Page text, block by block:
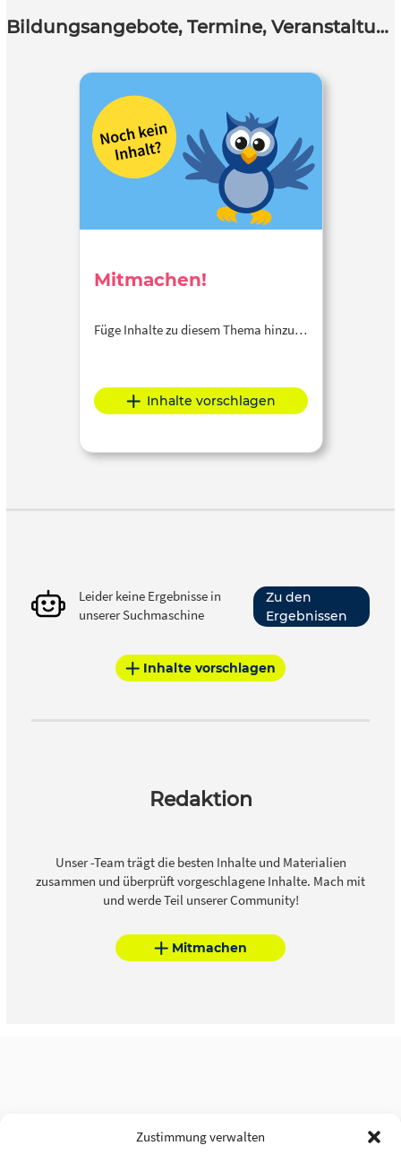
Zustimmung verwalten
Bildungsangebote, Termine, Veranstaltungen
Mitmachen!
Füge Inhalte zu diesem Thema hinzu…
Inhalte vorschlagen
Leider keine Ergebnisse in
unserer Suchmaschine
Zu den
Ergebnissen
Inhalte vorschlagen
Redaktion
Unser -Team trägt die besten Inhalte und Materialien
zusammen und überprüft vorgeschlagene Inhalte. Mach mit
und werde Teil unserer Community!
Mitmachen